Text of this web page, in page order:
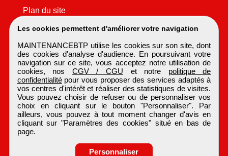
Les cookies permettent d'améliorer votre navigation
MAINTENANCEBTP utilise les cookies sur son site, dont
des cookies d'analyse d'audience. En poursuivant votre
navigation sur ce site, vous acceptez notre utilisation de
cookies, nos CGV / CGU et notre politique de
confidentialitépour vous proposer des services adaptés à
vos centres d'intérêt et réaliser des statistiques de visites.
Vous pouvez choisir de refuser ou de personnaliser vos
choix en cliquant sur le bouton "Personnaliser". Par
ailleurs, vous pouvez à tout moment changer d'avis en
cliquant sur "Paramètres des cookies" situé en bas de
page.
Personnaliser
Plan du site